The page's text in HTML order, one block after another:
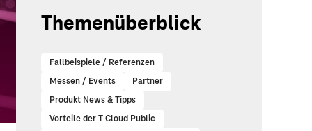
Themenüberblick
Fallbeispiele / Referenzen
Messen / Events
Partner
Produkt News & Tipps
Vorteile der T Cloud Public